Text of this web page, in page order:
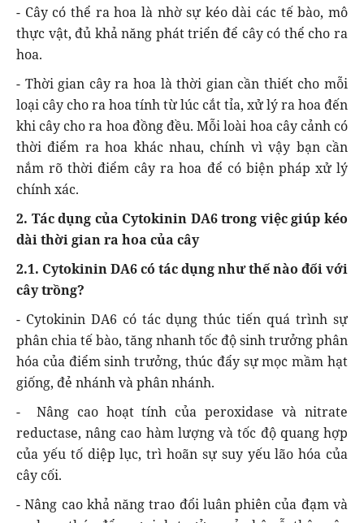
- Cây có thể ra hoa là nhờ sự kéo dài các tế bào, mô
thực vật, đủ khả năng phát triển để cây có thể cho ra
hoa.
- Thời gian cây ra hoa là thời gian cần thiết cho mỗi
loại cây cho ra hoa tính từ lúc cắt tỉa, xử lý ra hoa đến
khi cây cho ra hoa đồng đều. Mỗi loài hoa cây cảnh có
thời điểm ra hoa khác nhau, chính vì vậy bạn cần
nắm rõ thời điểm cây ra hoa để có biện pháp xử lý
chính xác.
2. Tác dụng của Cytokinin DA6 trong việc giúp kéo
dài thời gian ra hoa của cây
2.1. Cytokinin DA6 có tác dụng như thế nào đối với
cây trồng?
- Cytokinin DA6 có tác dụng thúc tiến quá trình sự
phân chia tế bào, tăng nhanh tốc độ sinh trưởng phân
hóa của điểm sinh trưởng, thúc đẩy sự mọc mầm hạt
giống, đẻ nhánh và phân nhánh.
- Nâng cao hoạt tính của peroxidase và nitrate
reductase, nâng cao hàm lượng và tốc độ quang hợp
của yếu tố diệp lục, trì hoãn sự suy yếu lão hóa của
cây cối.
- Nâng cao khả năng trao đổi luân phiên của đạm và